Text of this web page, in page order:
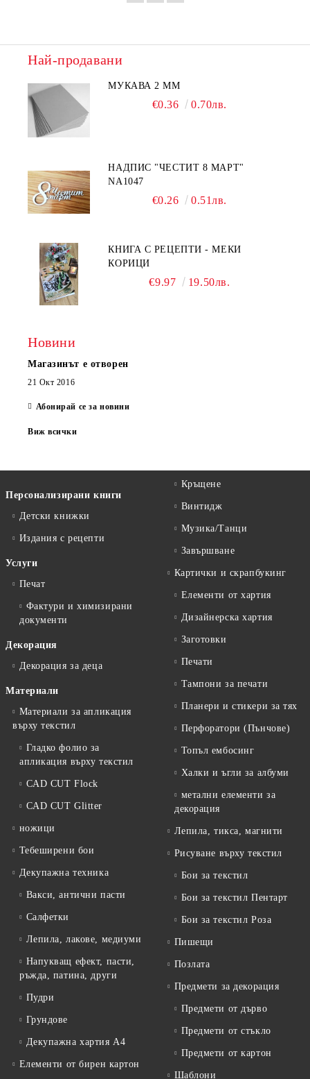
Най-продавани
МУКАВА 2 ММ
€0.36 0.70лв.
НАДПИС "ЧЕСТИТ 8 МАРТ"
NA1047
€0.26 0.51лв.
КНИГА С РЕЦЕПТИ - МЕКИ
КОРИЦИ
€9.97 19.50лв.
Новини
Магазинът е отворен
21 Окт 2016
Абонирай се за новини
Виж всички
Персонализирани книги
Детски книжки
Издания с рецепти
Услуги
Печат
Фактури и химизирани
документи
Декорация
Декорация за деца
Материали
Материали за апликация
върху текстил
Гладко фолио за
апликация върху текстил
CAD CUT Flock
CAD CUT Glitter
ножици
Тебеширени бои
Декупажна техника
Вакси, антични пасти
Салфетки
Лепила, лакове, медиуми
Напукващ ефект, пасти,
ръжда, патина, други
Пудри
Грундове
Декупажна хартия А4
Елементи от бирен картон
Кръщене
Винтидж
Музика/Танци
Завършване
Картички и скрапбукинг
Елементи от хартия
Дизайнерска хартия
Заготовки
Печати
Тампони за печати
Планери и стикери за тях
Перфоратори (Пънчове)
Топъл ембосинг
Халки и ъгли за албуми
метални елементи за
декорация
Лепила, тикса, магнити
Рисуване върху текстил
Бои за текстил
Бои за текстил Пентарт
Бои за текстил Роза
Пишещи
Позлата
Предмети за декорация
Предмети от дърво
Предмети от стъкло
Предмети от картон
Шаблони